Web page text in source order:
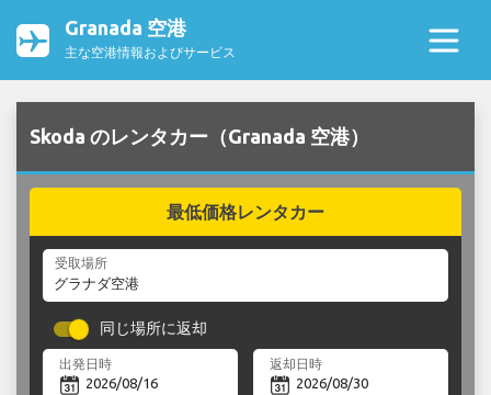
Granada 空港
主な空港情報およびサービス
Skoda のレンタカー（Granada 空港）
最低価格レンタカー
受取場所
同じ場所に返却
出発日時 返却日時